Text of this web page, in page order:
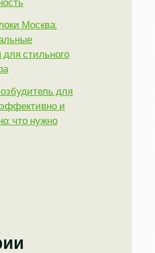
Москва:
стильного
для
и
что нужно